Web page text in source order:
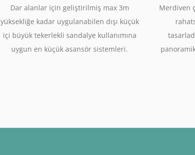
Dar alanlar için geliştirilmiş max 3m
yüksekliğe kadar uygulanabilen dışı küçük
içi büyük tekerlekli sandalye kullanımına
uygun en küçük asansör sistemleri.
Merdiven